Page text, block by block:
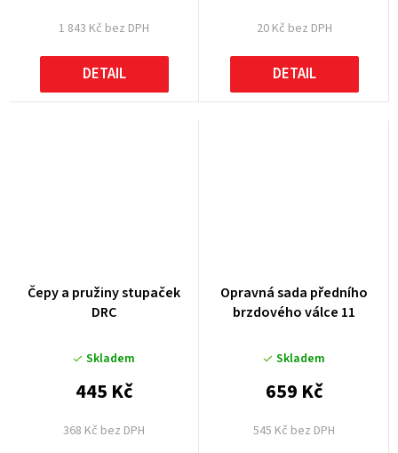
1 843 Kč bez DPH
DETAIL
20 Kč bez DPH
DETAIL
Čepy a pružiny stupaček
DRC
Skladem
368 Kč bez DPH
445 Kč
Opravná sada předního
brzdového válce 11
Skladem
545 Kč bez DPH
659 Kč